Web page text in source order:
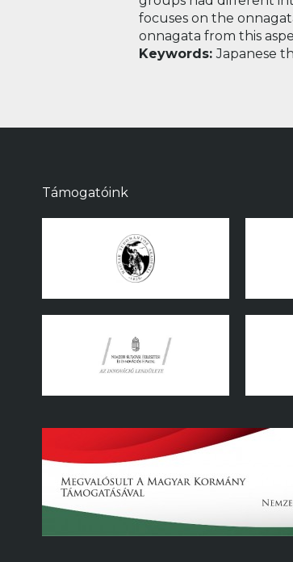
focuses on the
onnagata from this
Keywords:Japanese
Támogatóink